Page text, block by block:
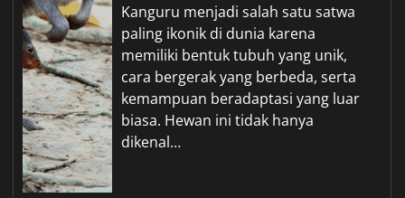
Kanguru menjadi salah satu satwa
paling ikonik di dunia karena
memiliki bentuk tubuh yang unik,
cara bergerak yang berbeda, serta
kemampuan beradaptasi yang luar
biasa. Hewan ini tidak hanya
dikenal…